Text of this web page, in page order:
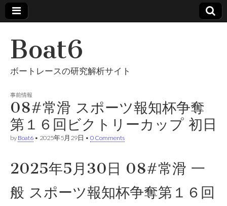
Boat6
ボートレースの研究解析サイト
事前情報
08#常滑 スポーツ報知杯争奪
第１６回ビクトリーカップ 初日
by Boat6 • 2025年5月29日 • 0 Comments
2025年5月30日 08#常滑 一
般 スポーツ報知杯争奪第１６回